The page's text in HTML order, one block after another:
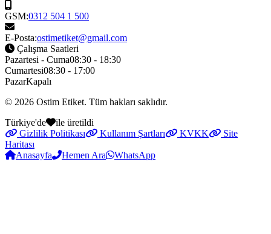
GSM:0312 504 1 500
E-Posta:ostimetiket@gmail.com
Çalışma Saatleri
Pazartesi - Cuma08:30 - 18:30
Cumartesi08:30 - 17:00
PazarKapalı
© 2026 Ostim Etiket. Tüm hakları saklıdır.
Türkiye'de
ile üretildi
Gizlilik Politikası
Kullanım Şartları KVKK
Site
Haritası
Anasayfa
Hemen Ara WhatsApp